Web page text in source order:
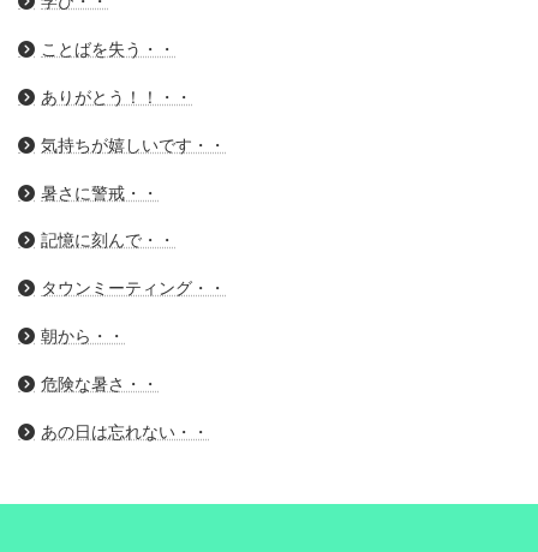
ことばを失う・・
ありがとう！！・・
気持ちが嬉しいです・・
暑さに警戒・・
記憶に刻んで・・
タウンミーティング・・
朝から・・
危険な暑さ・・
あの日は忘れない・・